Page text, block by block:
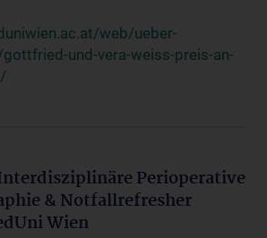
web/ueber-
und-vera-weiss-preis-an-
Perioperative
& Notfallrefresher
Wien